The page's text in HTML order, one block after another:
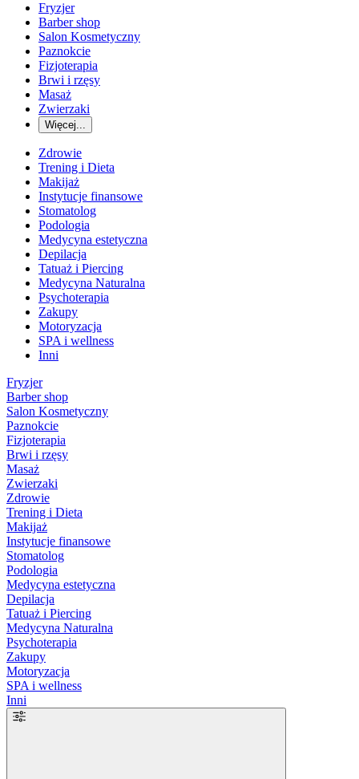
Fryzjer
Barber shop
Salon Kosmetyczny
Paznokcie
Fizjoterapia
Brwi i rzęsy
Masaż
Zwierzaki
Więcej...
Zdrowie
Trening i Dieta
Makijaż
Instytucje finansowe
Stomatolog
Podologia
Medycyna estetyczna
Depilacja
Tatuaż i Piercing
Medycyna Naturalna
Psychoterapia
Zakupy
Motoryzacja
SPA i wellness
Inni
Fryzjer
Barber shop
Salon Kosmetyczny
Paznokcie
Fizjoterapia
Brwi i rzęsy
Masaż
Zwierzaki
Zdrowie
Trening i Dieta
Makijaż
Instytucje finansowe
Stomatolog
Podologia
Medycyna estetyczna
Depilacja
Tatuaż i Piercing
Medycyna Naturalna
Psychoterapia
Zakupy
Motoryzacja
SPA i wellness
Inni